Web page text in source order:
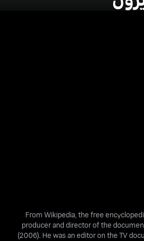
From Wikipedia, the free
producer and director of the
(2006). He was an editor on the TV